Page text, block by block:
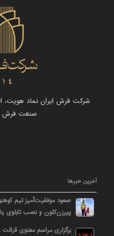
شرکت فرش ایران نماد هویت،
صنعت فرش
آخرین خبرها
صعود موفقیت‌آمیز تیم
پیرزن‌کلون و نصب تابلوی
برگزاری مراسم معنوی